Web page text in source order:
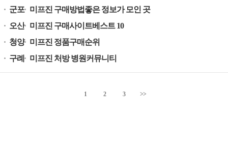
군포
미프진 구매방법좋은 정보가 모인 곳
오산
미프진 구매사이트베스트 10
청양
미프진 정품구매순위
구례
미프진 처방 병원커뮤니티
1 2 3 >>